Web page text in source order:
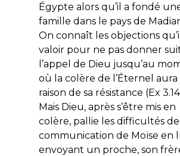
Égypte alors qu’il a fondé
famille dans le pays de
On connaît les objections
valoir pour ne pas donner
l’appel de Dieu jusqu’au
où la colère de l’Éternel aura
raison de sa résistance (Ex
Mais Dieu, après s’être mis en
colère, pallie les difficultés de
communication de Moïse en
envoyant un proche, son